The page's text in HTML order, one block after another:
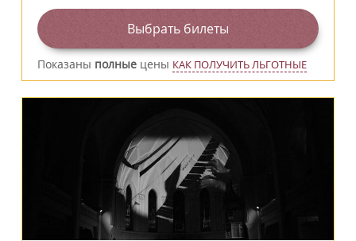
Выбрать билеты
Показаны полные цены КАК ПОЛУЧИТЬ ЛЬГОТНЫЕ